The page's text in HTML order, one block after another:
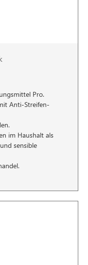
Pro.
Anti-Streifen-
im Haushalt als
sensible